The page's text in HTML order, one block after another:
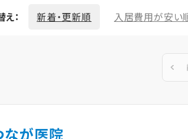
： 新着・更新順 入居費用が安い
なが医院